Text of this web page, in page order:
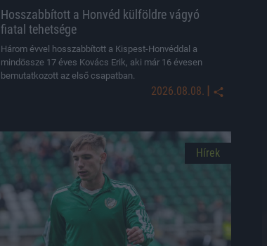
Hosszabbított a Honvéd külföldre vágyó
fiatal tehetsége
Három évvel hosszabbított a Kispest-Honvéddal a
mindössze 17 éves Kovács Erik, aki már 16 évesen
bemutatkozott az első csapatban.
2026.08.08. |
Hírek